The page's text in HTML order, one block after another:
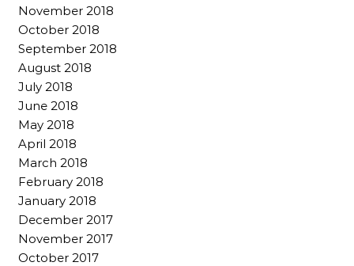
November 2018
October 2018
September 2018
August 2018
July 2018
June 2018
May 2018
April 2018
March 2018
February 2018
January 2018
December 2017
November 2017
October 2017